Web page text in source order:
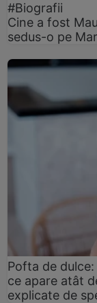
#Biografii
Cine a fost
sedus-o pe
Pofta de
ce apare atât
explicate de